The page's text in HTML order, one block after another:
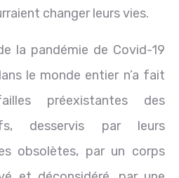
changer leurs vies.
la pandémie de Covid-19
le monde entier n’a fait
préexistantes des
desservis par leurs
obsolètes, par un corps